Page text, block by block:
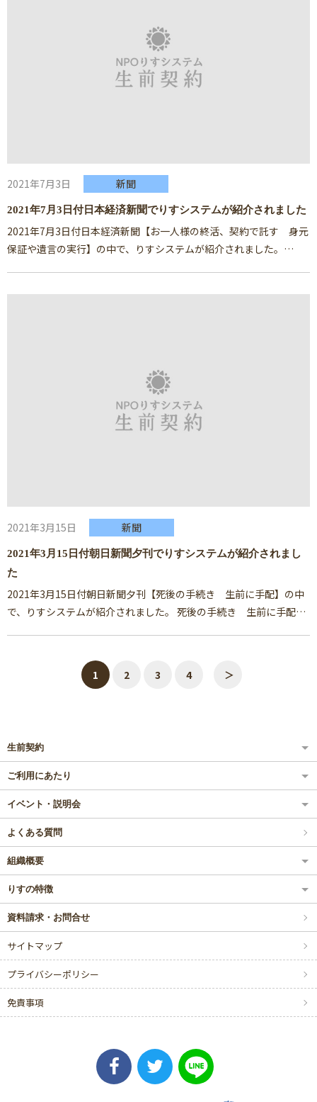
2021年7月3日 新聞
2021年7月3日付日本経済新聞でりすシステムが紹介されました
2021年7月3日付日本経済新聞【お一人様の終活、契約で託す 身元
保証や遺言の実行】の中で、りすシステムが紹介されました。…
2021年3月15日 新聞
2021年3月15日付朝日新聞夕刊でりすシステムが紹介されまし
た
2021年3月15日付朝日新聞夕刊【死後の手続き 生前に手配】の中
で、りすシステムが紹介されました。 死後の手続き 生前に手配…
1 2 3 4 ＞
生前契約
ご利用にあたり
イベント・説明会
よくある質問
組織概要
りすの特徴
資料請求・お問合せ
サイトマップ
プライバシーポリシー
免責事項